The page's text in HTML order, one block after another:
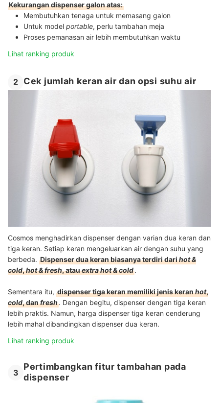
Kekurangan dispenser galon atas:
Membutuhkan tenaga untuk memasang galon
Untuk model portable, perlu tambahan meja
Proses pemanasan air lebih membutuhkan waktu
Lihat ranking produk
2 Cek jumlah keran air dan opsi suhu air
Cosmos menghadirkan dispenser dengan varian dua keran dan
tiga keran. Setiap keran mengeluarkan air dengan suhu yang
berbeda. Dispenser dua keran biasanya terdiri darihot &
cold,hot & fresh, atauextra hot & cold.
Sementara itu, dispenser tiga keran memiliki jenis keranhot,
cold, danfresh. Dengan begitu, dispenser dengan tiga keran
lebih praktis. Namun, harga dispenser tiga keran cenderung
lebih mahal dibandingkan dispenser dua keran.
Lihat ranking produk
3
Pertimbangkan fitur tambahan pada
dispenser